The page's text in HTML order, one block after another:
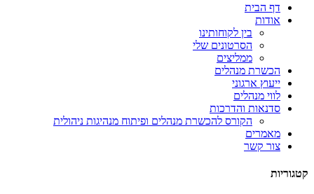
דף הבית
אודות
בין לקוחותינו
הסרטונים שלי
ממליצים
הכשרת מנהלים
ייעוץ ארגוני
לווי מנהלים
סדנאות והדרכות
הקורס להכשרת מנהלים ופיתוח מנהיגות ניהולית
מאמרים
צור קשר
קטגוריות